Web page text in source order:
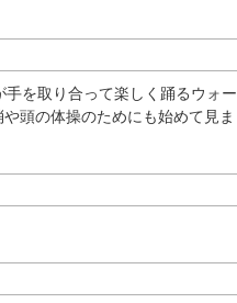
を取り合って楽しく踊るウォー
頭の体操のためにも始めて見ま